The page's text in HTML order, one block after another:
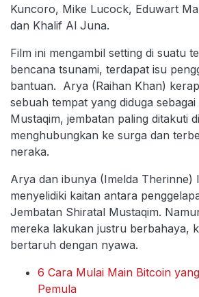
Kuncoro, Mike Lucock, Eduwart
dan Khalif Al Juna.
Film ini mengambil setting di suatu
bencana tsunami, terdapat isu
bantuan. Arya (Raihan Khan)
sebuah tempat yang diduga
Mustaqim, jembatan paling ditakuti
menghubungkan ke surga dan
neraka.
Arya dan ibunya (Imelda Therinne)
menyelidiki kaitan antara
Jembatan Shiratal Mustaqim.
mereka lakukan justru berbahaya,
bertaruh dengan nyawa.
6 Cara Mulai Main Bitcoin
Pemula